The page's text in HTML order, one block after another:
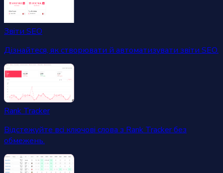
Звіти SEO
Дізнайтеся, як створювати й автоматизувати звіти SEO.
Rank Tracker
Відстежуйте всі ключові слова з Rank Tracker без
обмежень.